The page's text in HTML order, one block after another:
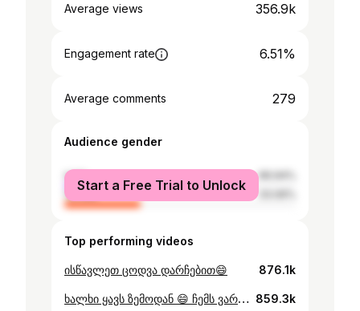
Average views 356.9k
Engagement rate 6.51%
Average comments 279
Audience gender
male
female
Start a Free Trial to Unlock
Top performing videos
ისწავლეთ ცოდვა დარჩებით😄 876.1k
ხალხი ყავს ზემოდან 😄 ჩემს ვარცხნილობაზე იზრუნა ბათუმის ქარმა 😃 859.3k